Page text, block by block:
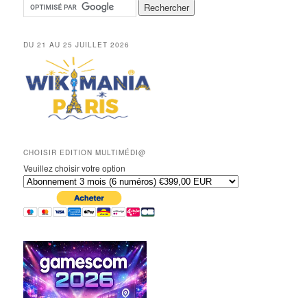
DU 21 AU 25 JUILLET 2026
CHOISIR EDITION MULTIMÉDI@
Veuillez choisir votre option